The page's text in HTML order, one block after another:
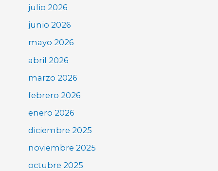
julio 2026
junio 2026
mayo 2026
abril 2026
marzo 2026
febrero 2026
enero 2026
diciembre 2025
noviembre 2025
octubre 2025